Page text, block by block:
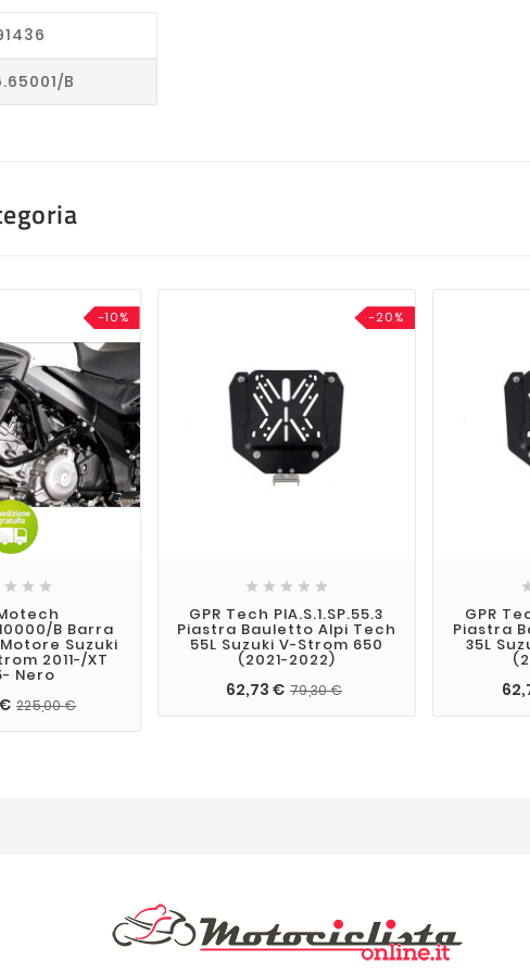
B
-10%
  
B Barra
Suzuki
2011-/XT
Nero
225,00 €
-20%
    
GPR Tech PIA.S.1.SP.55.3
Piastra Bauletto Alpi Tech
55L Suzuki V-Strom 650
(2021-2022)
62,73 € 79,30 €
GPR
Piastra
35L